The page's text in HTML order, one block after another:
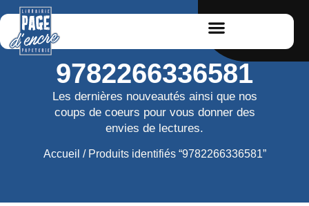
9782266336581
Les dernières nouveautés ainsi que nos
coups de coeurs pour vous donner des
envies de lectures.
Accueil / Produits identifiés “9782266336581”